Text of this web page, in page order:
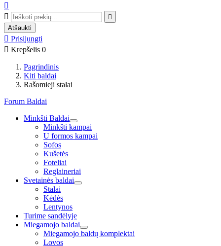



Atšaukti
 Prisijungti
 Krepšelis 0
Pagrindinis
Kiti baldai
Rašomieji stalai
Forum Baldai
Minkšti Baldai
Minkšti kampai
U formos kampai
Sofos
Kušetės
Foteliai
Reglaineriai
Svetainės baldai
Stalai
Kėdės
Lentynos
Turime sandėlyje
Miegamojo baldai
Miegamojo baldų komplektai
Lovos